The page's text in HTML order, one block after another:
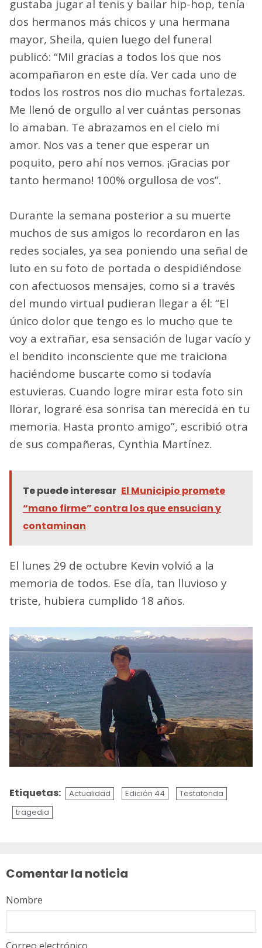
gustaba jugar al tenis y bailar hip-hop, tenía
dos hermanos más chicos y una hermana
mayor, Sheila, quien luego del funeral
publicó: “Mil gracias a todos los que nos
acompañaron en este día. Ver cada uno de
todos los rostros nos dio muchas fortalezas.
Me llenó de orgullo al ver cuántas personas
lo amaban. Te abrazamos en el cielo mi
amor. Nos vas a tener que esperar un
poquito, pero ahí nos vemos. ¡Gracias por
tanto hermano! 100% orgullosa de vos”.
Durante la semana posterior a su muerte
muchos de sus amigos lo recordaron en las
redes sociales, ya sea poniendo una señal de
luto en su foto de portada o despidiéndose
con afectuosos mensajes, como si a través
del mundo virtual pudieran llegar a él: “El
único dolor que tengo es lo mucho que te
voy a extrañar, esa sensación de lugar vacío y
el bendito inconsciente que me traiciona
haciéndome buscarte como si todavía
estuvieras. Cuando logre mirar esta foto sin
llorar, lograré esa sonrisa tan merecida en tu
memoria. Hasta pronto amigo”, escribió otra
de sus compañeras, Cynthia Martínez.
Te puede interesar El Municipio promete
“mano firme” contra los que ensucian y
contaminan
El lunes 29 de octubre Kevin volvió a la
memoria de todos. Ese día, tan lluvioso y
triste, hubiera cumplido 18 años.
Etiquetas: Actualidad Edición 44
Testatonda
tragedia
Comentar la noticia
Nombre